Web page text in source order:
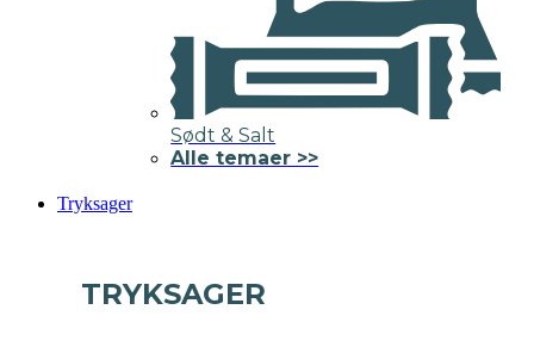
Sødt & Salt
Alle temaer >>
Tryksager
TRYKSAGER